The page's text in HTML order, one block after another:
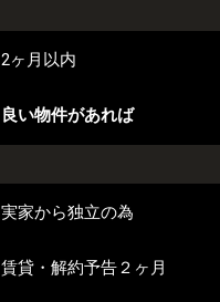
2ヶ月以内
良い物件があれば
実家から独立の為
賃貸・解約予告２ヶ月